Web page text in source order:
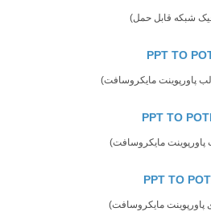
شبکه قابل حمل)
PPT TO
پاورپوینت مایکروسافت)
PPT TO
پاورپوینت مایکروسافت)
PPT TO
پاورپوینت مایکروسافت)